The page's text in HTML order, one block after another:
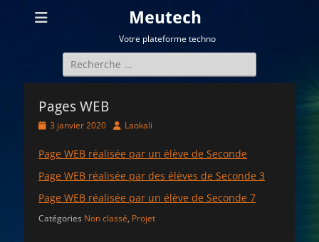
Meutech
Votre plateforme techno
Rechercher :
Pages WEB
Posted3 janvier 2020 AuthorLaokali
Page WEB réalisée par un élève de Seconde
Page WEB réalisée par des élèves de Seconde 3
Page WEB réalisée par un élève de Seconde 7
Catégories Non classé, Projet